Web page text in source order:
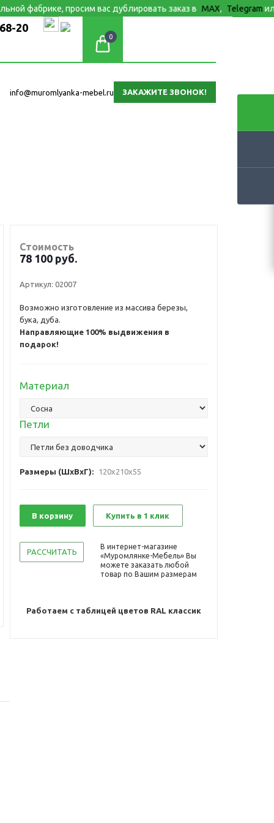
просим вас дублировать заказ в МАХ, Telegramили
20
0
info@muromlyanka-mebel.ru ЗАКАЖИТЕ ЗВОНОК!
Стоимость
78 100 руб.
Артикул: 02007
Возможно изготовление из массива березы,
бука, дуба.
Направляющие 100% выдвижения в
подарок!
Материал
Петли
Размеры (ШxВxГ): 120x210x55
В корзину Купить в 1 клик
РАССЧИТАТЬ
В интернет-магазине
«Муромлянке-Мебель» Вы
можете заказать любой
товар по Вашим размерам
Работаем с таблицей цветов RAL классик